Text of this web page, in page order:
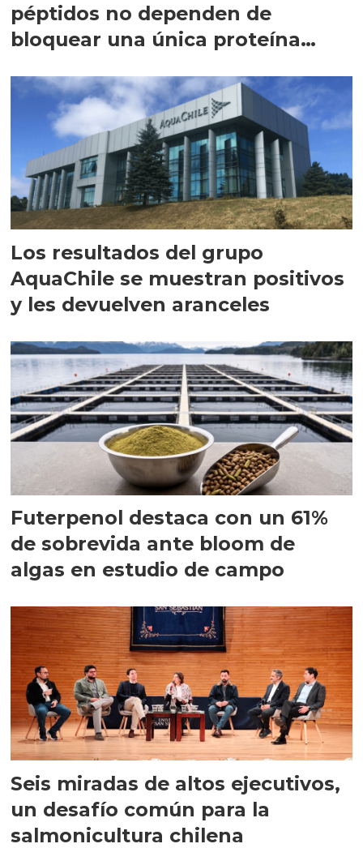
péptidos no dependen de
bloquear una única proteína
Los resultados del grupo
AquaChile se muestran positivos
y les devuelven aranceles
Futerpenol destaca con un 61%
de sobrevida ante bloom de
algas en estudio de campo
Seis miradas de altos ejecutivos,
un desafío común para la
salmonicultura chilena